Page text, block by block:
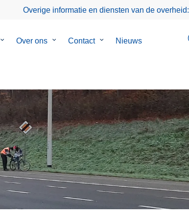
Overige informatie en diensten van de overheid:
SubmenuOver ons
Submenu
Contact
Submenu
Nieuws